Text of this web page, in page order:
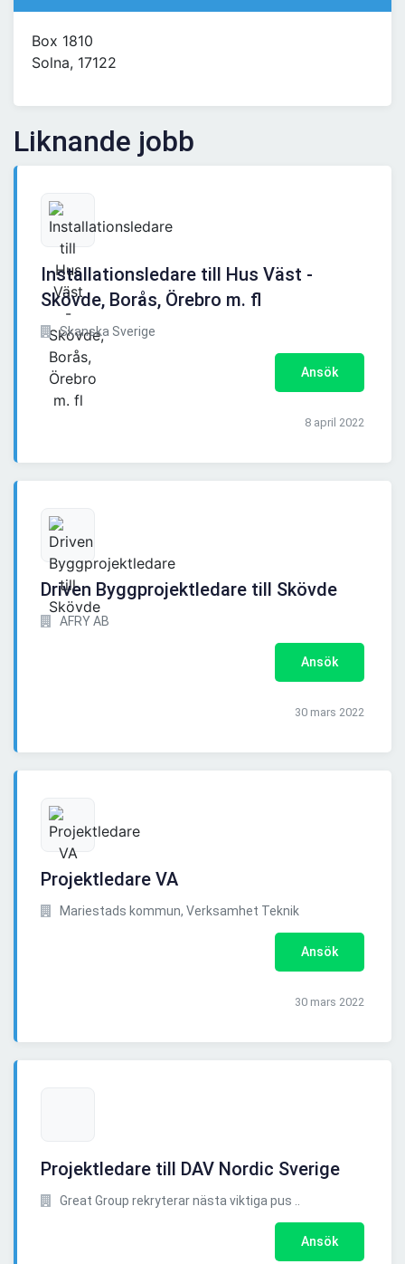
Box 1810
Solna, 17122
Liknande jobb
Installationsledare till Hus Väst -
Skövde, Borås, Örebro m. fl
Skanska Sverige
Ansök
8 april 2022
Driven Byggprojektledare till Skövde
AFRY AB
Ansök
30 mars 2022
Projektledare VA
Mariestads kommun, Verksamhet Teknik
Ansök
30 mars 2022
Projektledare till DAV Nordic Sverige
Great Group rekryterar nästa viktiga pus ..
Ansök